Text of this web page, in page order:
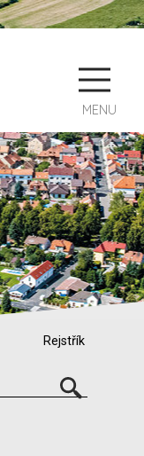
MENU
Rejstřík